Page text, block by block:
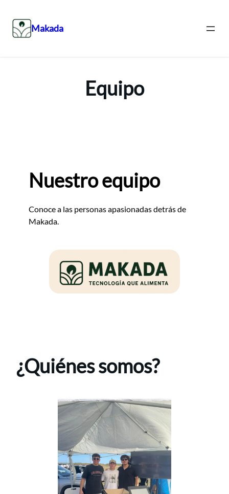
Makada
Equipo
Nuestro equipo
Conoce a las personas apasionadas detrás de
Makada.
¿Quiénes somos?